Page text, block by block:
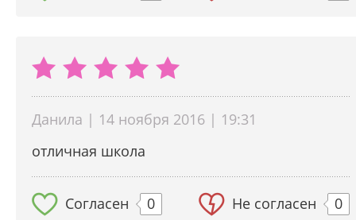
Данила | 14 ноября 2016 | 19:31
отличная школа
Согласен 0 Не согласен 0